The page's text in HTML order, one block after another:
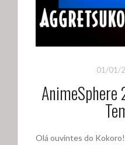
01/01/
AnimeSphere
Olá ouvintes do